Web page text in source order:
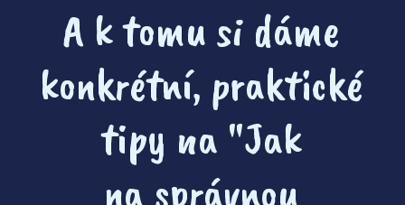
A k tomu si dáme
konkrétní, praktické
tipy na "Jak
na správnou